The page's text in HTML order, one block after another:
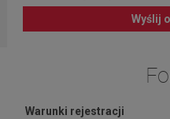
Wyślij
Warunki rejestracji